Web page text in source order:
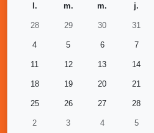
l.
m. m. j.
28 29 30 31
4 5 6 7
11 12 13 14
18 19 20 21
25 26 27 28
2 3 4 5